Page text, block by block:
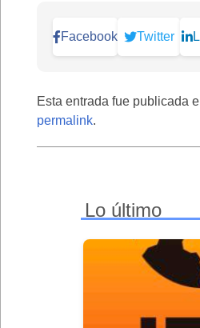
Facebook Twitter
Esta entrada fue publicada
permalink.
Lo último